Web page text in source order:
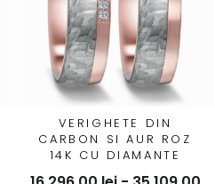
VERIGHETE DIN
CARBON SI AUR ROZ
14K CU DIAMANTE